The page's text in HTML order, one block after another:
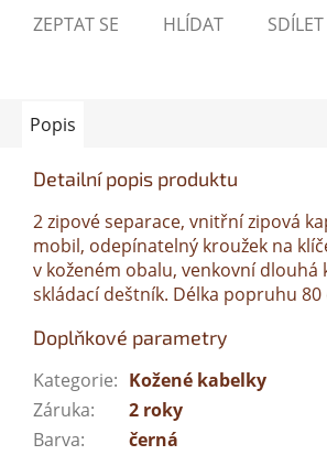
ZEPTAT SE HLÍDAT SDÍLET
Popis
Detailní popis produktu
2 zipové separace, vnitřní zipová
mobil, odepínatelný kroužek na
v koženém obalu, venkovní dlouhá
skládací deštník. Délka popruhu 80
Doplňkové parametry
Kategorie: Kožené kabelky
Záruka:
2 roky
Barva:
černá